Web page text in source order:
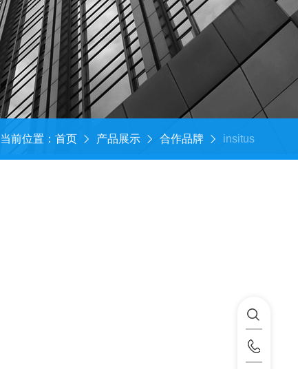
当前位置： 首页 产品展示 合作品牌 insitus